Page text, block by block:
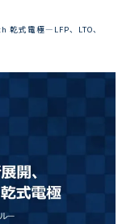
乾式電極―LFP、LTO、